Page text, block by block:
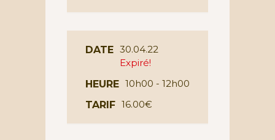
DATE 30.04.22
Expiré!
HEURE 10h00 - 12h00
TARIF 16.00€